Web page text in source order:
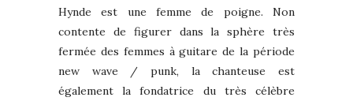
Hynde est une femme de poigne. Non
contente de figurer dans la sphère très
fermée des femmes à guitare de la période
new wave / punk, la chanteuse est
également la fondatrice du très célèbre